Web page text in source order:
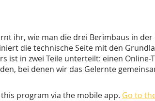
ihr, wie man die drei Berimbaus in der
die technische Seite mit den
ist in zwei Teile unterteilt: einen Online-
bei denen wir das Gelernte
program via the mobile app. Go to